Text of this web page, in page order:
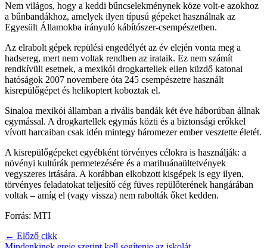
Nem világos, hogy a keddi bűncselekménynek köze volt-e azokhoz
a bűnbandákhoz, amelyek ilyen típusú gépeket használnak az
Egyesült Államokba irányuló kábítószer-csempészetben.
Az elrabolt gépek repülési engedélyét az év elején vonta meg a
hadsereg, mert nem voltak rendben az irataik. Ez nem számít
rendkívüli esetnek, a mexikói drogkartellek ellen küzdő katonai
hatóságok 2007 novembere óta 245 csempészetre használt
kisrepülőgépet és helikoptert koboztak el.
Sinaloa mexikói államban a rivális bandák két éve háborúban állnak
egymással. A drogkartellek egymás közti és a biztonsági erőkkel
vívott harcaiban csak idén mintegy háromezer ember vesztette életét.
A kisrepülőgépeket egyébként törvényes célokra is használják: a
növényi kultúrák permetezésére és a marihuánaültetvények
vegyszeres irtására. A korábban elkobzott kisgépek is egy ilyen,
törvényes feladatokat teljesítő cég füves repülőterének hangárában
voltak – amíg el (vagy vissza) nem rabolták őket kedden.
Forrás: MTI
← Előző cikk